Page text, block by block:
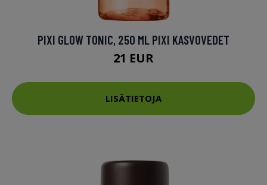
PIXI GLOW TONIC, 250 ML PIXI KASVOVEDET
21 EUR
LISÄTIETOJA